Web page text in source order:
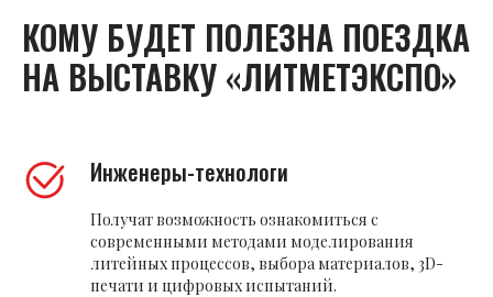
КОМУ БУДЕТ ПОЛЕЗНА ПОЕЗДКА
НА ВЫСТАВКУ «ЛИТМЕТЭКСПО»
Инженеры-технологи
Получат возможность ознакомиться с
современными методами моделирования
литейных процессов, выбора материалов, 3D-
печати и цифровых испытаний.